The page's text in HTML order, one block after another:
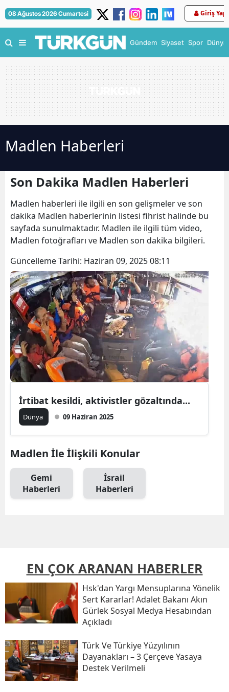
08 Ağustos 2026 Cumartesi Giriş Yap
Gündem Siyaset Spor Dünya
Madlen Haberleri
Son Dakika Madlen Haberleri
Madlen haberleri ile ilgili en son gelişmeler ve son
dakika Madlen haberlerinin listesi fihrist halinde bu
sayfada sunulmaktadır. Madlen ile ilgili tüm video,
Madlen fotoğrafları ve Madlen son dakika bilgileri.
Güncelleme Tarihi: Haziran 09, 2025 08:11
İrtibat kesildi, aktivistler gözaltında...
Dünya 09 Haziran 2025
Madlen İle İlişkili Konular
Gemi
Haberleri
İsrail
Haberleri
EN ÇOK ARANAN HABERLER
Hsk'dan Yargı Mensuplarına Yönelik
Sert Kararlar! Adalet Bakanı Akın
Gürlek Sosyal Medya Hesabından
Açıkladı
Türk Ve Türkiye Yüzyılının
Dayanakları – 3 Çerçeve Yasaya
Destek Verilmeli